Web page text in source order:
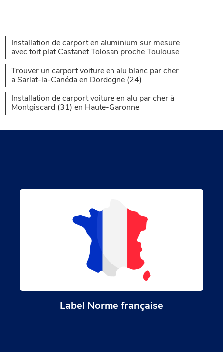
Installation de carport en aluminium sur mesure
avec toit plat Castanet Tolosan proche Toulouse
Trouver un carport voiture en alu blanc par cher
a Sarlat-la-Canéda en Dordogne (24)
Installation de carport voiture en alu par cher à
Montgiscard (31) en Haute-Garonne
Label Norme française